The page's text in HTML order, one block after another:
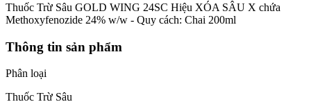
Thuốc Trừ Sâu GOLD WING 24SC Hiệu XÓA SÂU X chứa
Methoxyfenozide 24% w/w - Quy cách: Chai 200ml
Thông tin sản phẩm
Phân loại
Thuốc Trừ Sâu